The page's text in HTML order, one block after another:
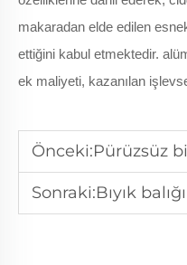
makaradan elde edilen
ettiğini kabul etmektedir.
ek maliyeti, kazanılan
Önceki:Pürüzsüz bir çekme sistemi,
Sonraki:Bıyık balığı avcılığı için